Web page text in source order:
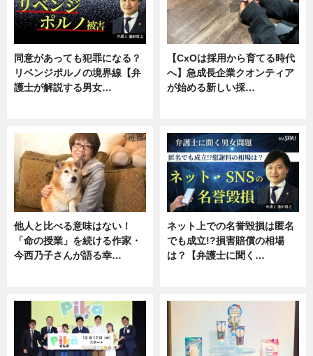
同意があっても犯罪になる？
リベンジポルノの境界線【弁
護士が解説する男女…
【CxOは採用から育てる時代
へ】急成長企業クオンティア
が始める新しい採…
他人と比べる意味はない！
「命の授業」を続ける作家・
今西乃子さんが語る幸…
ネット上での名誉毀損は匿名
でも成立!?損害賠償の相場
は？【弁護士に聞く…